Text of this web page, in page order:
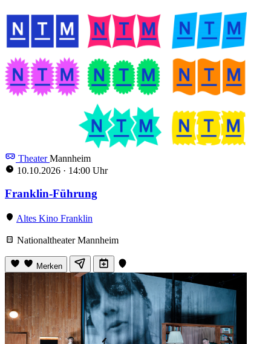
TheaterMannheim
10.10.2026 · 14:00 Uhr
Franklin-Führung
Altes Kino Franklin
Nationaltheater Mannheim
Merken